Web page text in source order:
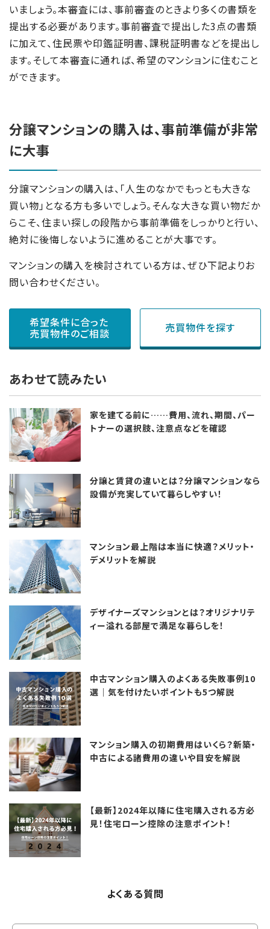
いましょう。本審査には、事前審査のときより多くの書類を
提出する必要があります。事前審査で提出した3点の書類
に加えて、住民票や印鑑証明書、課税証明書などを提出し
ます。そして本審査に通れば、希望のマンションに住むこと
ができます。
分譲マンションの購入は、事前準備が非常
に大事
分譲マンションの購入は、「人生のなかでもっとも大きな
買い物」となる方も多いでしょう。そんな大きな買い物だか
らこそ、住まい探しの段階から事前準備をしっかりと行い、
絶対に後悔しないように進めることが大事です。
マンションの購入を検討されている方は、ぜひ下記よりお
問い合わせください。
希望条件に合った
売買物件のご相談 売買物件を探す
あわせて読みたい
家を建てる前に……費用、流れ、期間、パー
トナーの選択肢、注意点などを確認
分譲と賃貸の違いとは？分譲マンションなら
設備が充実していて暮らしやすい！
マンション最上階は本当に快適？メリット・
デメリットを解説
デザイナーズマンションとは？オリジナリテ
ィー溢れる部屋で満足な暮らしを！
中古マンション購入のよくある失敗事例10
選｜気を付けたいポイントも5つ解説
マンション購入の初期費用はいくら？新築・
中古による諸費用の違いや目安を解説
【最新】2024年以降に住宅購入される方必
見！住宅ローン控除の注意ポイント！
よくある質問